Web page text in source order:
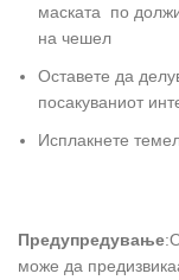
маската по
на чешел
Оставете да
посакуваниот
Исплакнете
Предупредување
може да